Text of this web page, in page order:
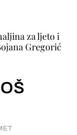
za ljeto i
Gregorić